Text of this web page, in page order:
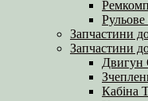
Запчастини
Запчастини
Кабіна